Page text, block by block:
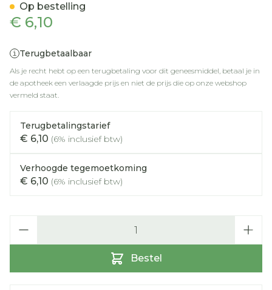
€ 6,10
Terugbetaalbaar
Als je recht hebt op een terugbetaling voor dit geneesmiddel, betaal je in
de apotheek een verlaagde prijs en niet de prijs die op onze webshop
vermeld staat.
Terugbetalingstarief
€ 6,10 (6% inclusief btw)
Verhoogde tegemoetkoming
€ 6,10 (6% inclusief btw)
Bestel
Op bestelling